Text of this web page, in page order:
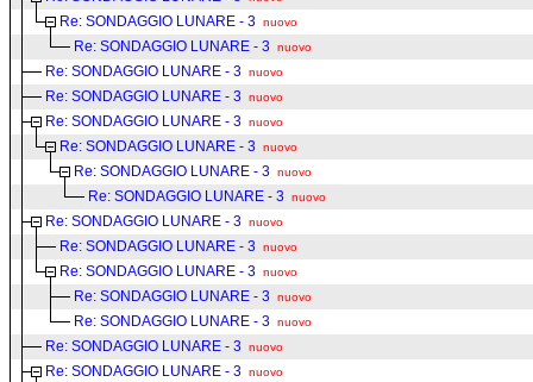
Re: SONDAGGIO LUNARE - 3 nuovo
Re: SONDAGGIO LUNARE - 3 nuovo
Re: SONDAGGIO LUNARE - 3 nuovo
Re: SONDAGGIO LUNARE - 3 nuovo
Re: SONDAGGIO LUNARE - 3 nuovo
Re: SONDAGGIO LUNARE - 3 nuovo
Re: SONDAGGIO LUNARE - 3 nuovo
Re: SONDAGGIO LUNARE - 3 nuovo
Re: SONDAGGIO LUNARE - 3 nuovo
Re: SONDAGGIO LUNARE - 3 nuovo
Re: SONDAGGIO LUNARE - 3 nuovo
Re: SONDAGGIO LUNARE - 3 nuovo
Re: SONDAGGIO LUNARE - 3 nuovo
Re: SONDAGGIO LUNARE - 3 nuovo
Re: SONDAGGIO LUNARE - 3 nuovo